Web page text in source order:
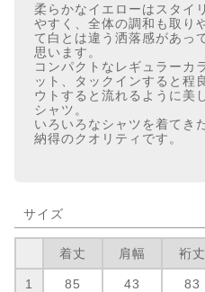
柔らかなイエローはスタイ
やすく、全体の調和も取り
て白とは違う洒落感があっ
思います。
コンパクトなレギュラーカ
ット、タックインすると程
ウトすると流れるように美
シャツ。
いろいろなシャツを着てき
納得のクオリティです。
サイズ
着丈 肩幅 裄丈
1 85 43 83